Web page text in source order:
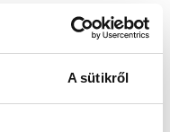
A sütikről